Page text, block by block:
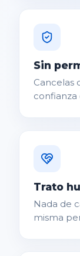
Sin
Cancelas
confianza
Trato
Nada de
misma